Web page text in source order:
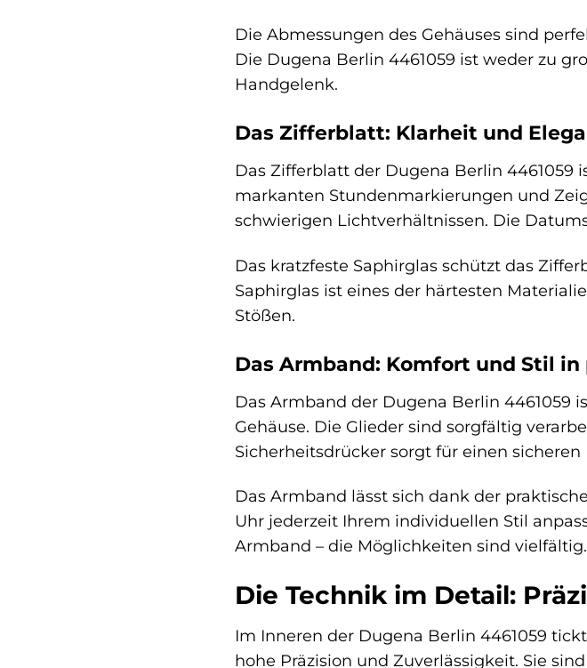
Die Abmessungen des Gehäuses sind
Die Dugena Berlin 4461059 ist weder zu
Handgelenk.
Das Zifferblatt: Klarheit und
Das Zifferblatt der Dugena Berlin 4461059
markanten Stundenmarkierungen und
schwierigen Lichtverhältnissen. Die
Das kratzfeste Saphirglas schützt das
Saphirglas ist eines der härtesten
Stößen.
Das Armband: Komfort und Stil
Das Armband der Dugena Berlin 4461059
Gehäuse. Die Glieder sind sorgfältig
Sicherheitsdrücker sorgt für einen
Das Armband lässt sich dank der
Uhr jederzeit Ihrem individuellen Stil
Armband – die Möglichkeiten sind vielfältig.
Die Technik im Detail:
Im Inneren der Dugena Berlin 4461059
hohe Präzision und Zuverlässigkeit. Sie